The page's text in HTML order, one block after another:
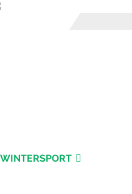
WINTERSPORT